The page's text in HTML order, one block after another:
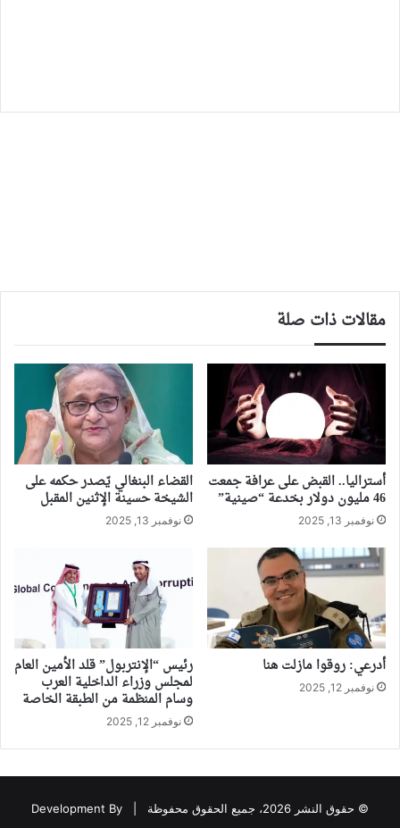
مقالات ذات صلة
أستراليا.. القبض على عرافة جمعت
46 مليون دولار بخدعة “صينية”
نوفمبر 13, 2025
القضاء البنغالي يّصدر حكمه على
الشيخة حسينة الإثنين المقبل
نوفمبر 13, 2025
أدرعي: روقوا مازلت هنا
نوفمبر 12, 2025
رئيس “الإنتربول” قلد الأمين العام
لمجلس وزراء الداخلية العرب
وسام المنظمة من الطبقة الخاصة
نوفمبر 12, 2025
© حقوق النشر 2026، جميع الحقوق محفوظة | Development By